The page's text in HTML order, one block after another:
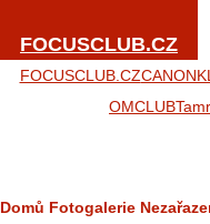
FOCUSCLUB.CZ
FOCUSCLUB.CZ
OMCLUB
Drobečková
Domů Fotogalerie